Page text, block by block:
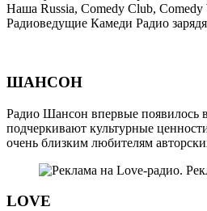
Наша Russia, Comedy Club,
Радиоведущие Камеди Радио
ШАНСОН
Радио Шансон впервые появилось
подчеркивают культурные
очень близким любителям
LOVE